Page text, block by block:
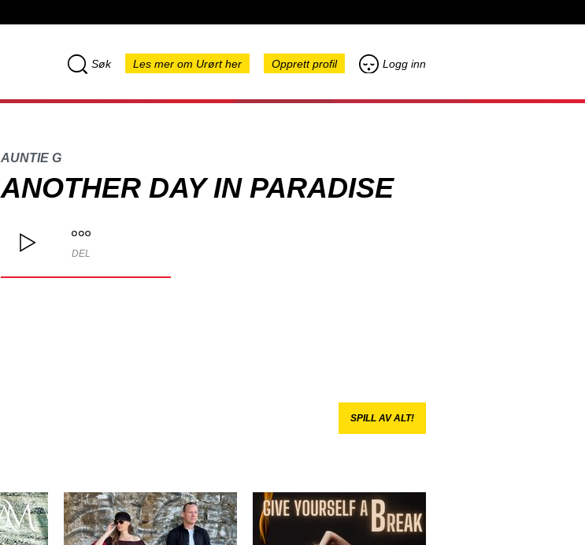
Søk Les mer om Urørt her Opprett profil Logg inn
AUNTIE G
ANOTHER DAY IN PARADISE
DEL
SPILL AV ALT!